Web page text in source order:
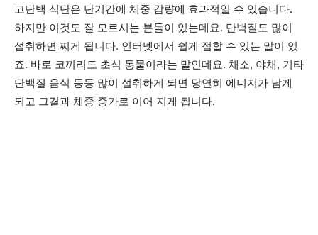
고단백 식단은 단기간에 체중 감량에 효과적일 수 있습니다.
하지만 이것도 잘 모르시는 분들이 있는데요. 단백질도 많이
섭취하면 찌게 됩니다. 인터넷에서 쉽게 접할 수 있는 말이 있
죠. 바로 코끼리도 초식 동물이라는 말인데요. 채소, 야채, 기타
단백질 음식 등등 많이 섭취하게 되면 당연히 에너지가 남게
되고 그결과 체중 증가로 이어 지게 됩니다.